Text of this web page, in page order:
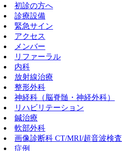
初診の方へ
診療設備
緊急サイン
アクセス
メンバー
リファーラル
内科
放射線治療
整形外科
神経科（脳脊髄・神経外科）
リハビリテーション
鍼治療
軟部外科
画像診断科 CT/MRI/超音波検査
症例